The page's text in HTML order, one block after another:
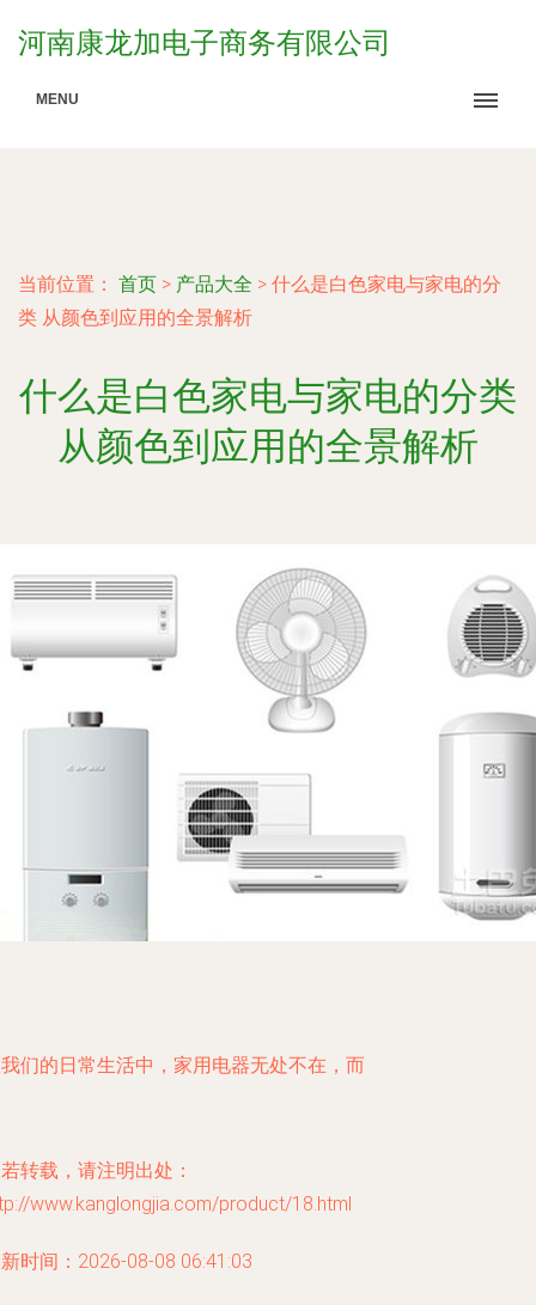
河南康龙加电子商务有限公司
MENU
当前位置： 首页 > 产品大全 > 什么是白色家电与家电的分
类 从颜色到应用的全景解析
什么是白色家电与家电的分类
从颜色到应用的全景解析
们的日常生活中，家用电器无处不在，而
转载，请注明出处：
www.kanglongjia.com/product/18.html
时间：2026-08-08 06:41:03